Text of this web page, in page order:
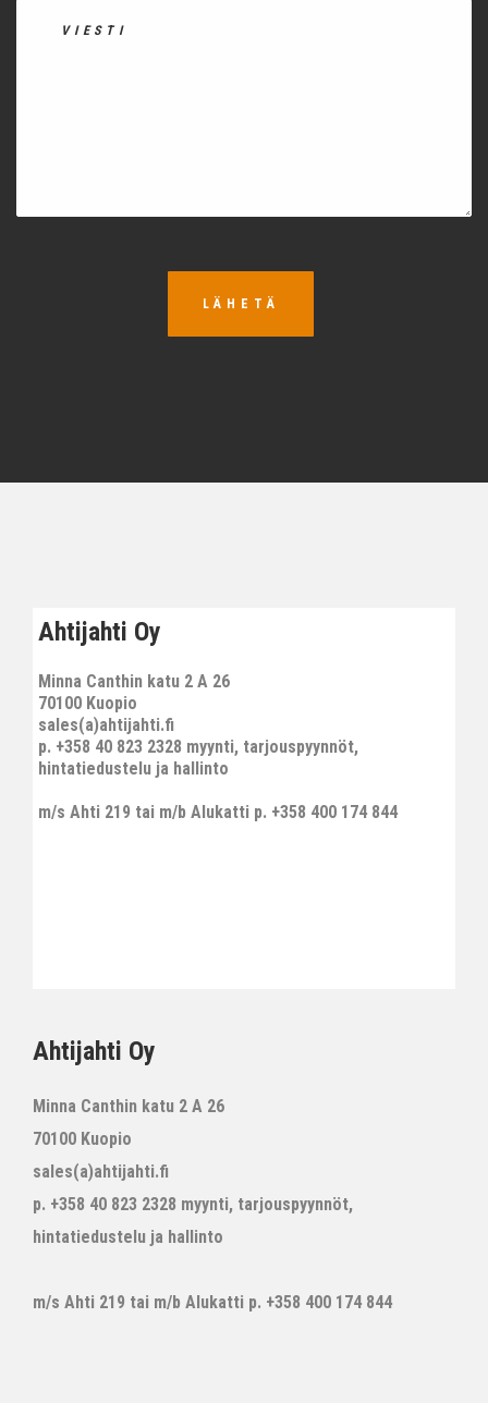
LÄHETÄ
Ahtijahti Oy
Minna Canthin katu 2 A 26
70100 Kuopio
sales(a)ahtijahti.fi
p. +358 40 823 2328 myynti, tarjouspyynnöt,
hintatiedustelu ja hallinto
m/s Ahti 219 tai m/b Alukatti p. +358 400 174 844
Ahtijahti Oy
Minna Canthin katu 2 A 26
70100 Kuopio
sales(a)ahtijahti.fi
p. +358 40 823 2328 myynti, tarjouspyynnöt,
hintatiedustelu ja hallinto
m/s Ahti 219 tai m/b Alukatti p. +358 400 174 844